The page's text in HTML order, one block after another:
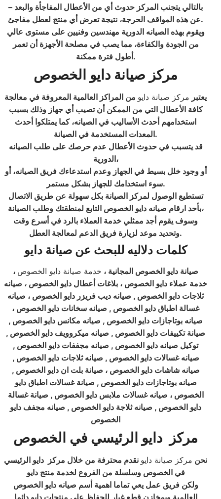
– بالتالي يتجنب المركز حدوث أي من الأعطال المفاجأة والبعد
عن هذه المواقف الحرجة، نتيجة تعرض أي منتج لعطل مفاجئ.
ويقوم بهذه الصيانه الدورية مهندسين وفنيين على مستوى عالي
من الجودة والكفاءة، مما يصب في مصلحة الأجهزة أن تعمر
أطول فترة ممكنة.
مركز صيانة دايو الخصوص
يعتبر مركز صيانة دايو من المراكز العالمية المعروفة في معالجة
كافة الأعطال التي من الممكن أن تصيب أي جهاز وذلك بسبب
استخدامهم أحدث الأساليب في الصيانه، كما يمتلكوا أحدث
المعدات المستخدمة في الصيانة.
قد يتسبب في حدوث الأعطال عدم حرصك على طلب الصيانه
الدورية،
أو وجود خلل بسيط في الجهاز وعدم استدعاءك فريق الصيانه، أو
سوء استخدامك للجهاز بشكل مستمر.
تستطيع الوصول لمركز الصيانة بكل سهولة عن طريق الاتصال
بأحد ارقام صيانه دايو الخصوص التابع لمنطقتك وطلب الصيانة،
وسوف يقوم أجد ممثلي خدمة العملاء بالرد في أسرع وقت
وتحديد موعد لزيارة فريق الدعم لمعالجة العطل.
كلمات دلاليه للبحث عن صيانة دايو
صيانة دايو الخصوص المجانية ، خدمة صيانة دايو الخصوص ،
خدمة عملاء دايو الخصوص ، بلاغات أعطال دايو الخصوص ، صيانه
ثلاجات دايو الخصوص , صيانه ديب فريزر دايو الخصوص ، صيانه
غسالة اطباق دايو الخصوص , صيانه سخانات دايو الخصوص ،
صيانه بوتاجازات دايو الخصوص , صيانه مكانس دايو الخصوص ,
صيانة تكييفات دايو الخصوص , صيانه ميكروويف دايو الخصوص ,
توكيل صيانه دايو الخصوص , صيانه مجففات دايو الخصوص ,
صيانه غسالات دايو الخصوص , صيانه ثلاجات دايو الخصوص ,
صيانه شاشات دايو الخصوص ، صيانة بلت ان دايو الخصوص ,
صيانه بوتاجازات دايو الخصوص , صيانة غسالات اطباق دايو
الخصوص ، صيانه غسالات ملابس دايو الخصوص , صيانة غسالة
دايو الخصوص , صيانه ثلاجة دايو الخصوص , صيانه مجفف دايو
الخصوص
مركز دايو الرئيسي في الخصوص
نحن مركز صيانة دايو نقدم محترفة من خلال مركز دايو الرئيسي
في الخصوص وسلسلة من الفروع لخدمة منتج دايو
ولكن فريق عمل يعي تماما اهمية أسم صيانه دايو الخصوص
العالمية وبمخازن قطع غيار للحفاظ علي منتجات دايو دائما